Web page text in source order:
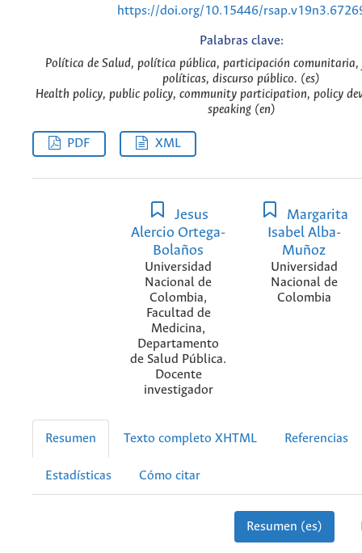
https://doi.org/10.15446/
Palabras clave:
Política de Salud, política pública, participación comunitaria,
políticas, discurso público. (es)
Health policy, public policy, community participation, policy
speaking (en)
PDF XML
Jesus
Alercio Ortega-
Bolaños
Universidad
Nacional de
Colombia,
Facultad de
Medicina,
Departamento
de Salud Pública.
Docente
investigador
Margarita
Isabel Alba-
Muñoz
Universidad
Nacional de
Colombia
Resumen Texto completo XHTML Referencias
Estadísticas Cómo citar
Resumen (es)